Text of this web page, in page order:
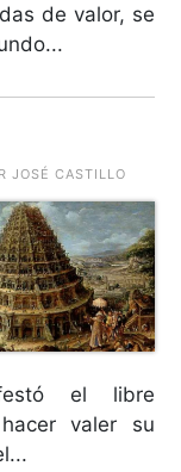
de valor, se
JOSÉ CASTILLO
el libre
valer su